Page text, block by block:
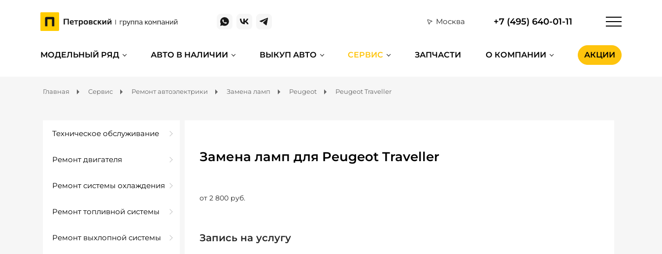
Москва +7 (495) 640-01-11
МОДЕЛЬНЫЙ РЯД АВТО В НАЛИЧИИ ВЫКУП АВТО СЕРВИС ЗАПЧАСТИ О КОМПАНИИ АКЦИИ
Главная Сервис Ремонт автоэлектрики Замена ламп Peugeot Peugeot Traveller
Техническое обслуживание
Ремонт двигателя
Ремонт системы охлаждения
Ремонт топливной системы
Ремонт выхлопной системы
Замена ламп для Peugeot Traveller
от 2 800 руб.
Запись на услугу